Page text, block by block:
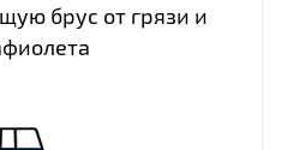
брус от грязи и